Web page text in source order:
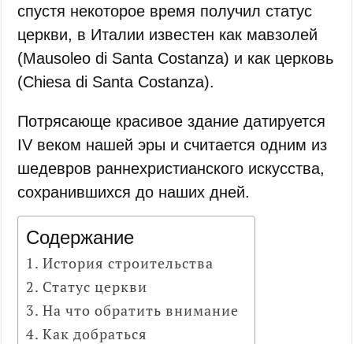
спустя некоторое время получил статус
церкви, в Италии известен как мавзолей
(Mausoleo di Santa Costanza) и как церковь
(Chiesa di Santa Costanza).
Потрясающе красивое здание датируется
IV веком нашей эры и считается одним из
шедевров раннехристианского искусства,
сохранившихся до наших дней.
Содержание
История строительства
Статус церкви
На что обратить внимание
Как добраться